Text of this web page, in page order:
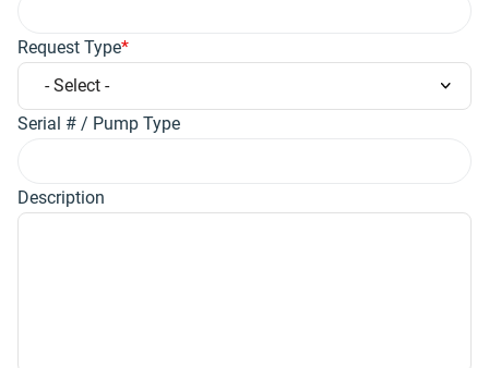
Request Type
Serial # / Pump Type
Description